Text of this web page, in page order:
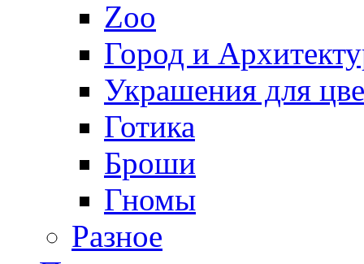
Zoo
Город и
Украшения для
Готика
Броши
Гномы
Разное